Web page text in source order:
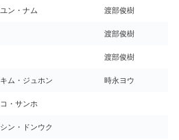
ユン・ナム 渡部俊樹
渡部俊樹
渡部俊樹
キム・ジュホン 時永ヨウ
コ・サンホ
シン・ドンウク